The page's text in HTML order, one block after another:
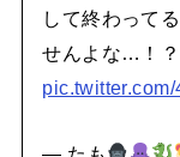
して終わって
せんよな…！？